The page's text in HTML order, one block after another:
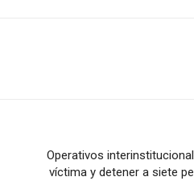
Operativos
víctima y detener a siete